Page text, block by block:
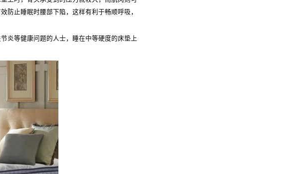
防止睡眠时腰部下陷，这样有利于畅顺呼吸，
等健康问题的人士，睡在中等硬度的床垫上